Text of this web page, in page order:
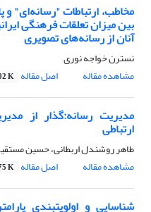
مخاطب، ارتباطات "رسانه‌ای" و
بین میزان تعلقات فرهنگی
آنان از رسانه‌های تصویری
نسترن خواجه نوری
مشاهده مقاله
اصل مقاله K
مدیریت رسانه:گذار از
ارتباطی
طاهر روشندل اربطانی، حسین
مشاهده مقاله
اصل مقاله K
شناسایی و اولویت‏بندی